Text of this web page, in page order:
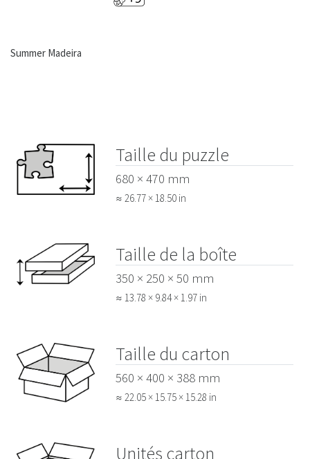
Summer Madeira
Taille du puzzle
680 × 470 mm
≈ 26.77 × 18.50 in
Taille de la boîte
350 × 250 × 50 mm
≈ 13.78 × 9.84 × 1.97 in
Taille du carton
560 × 400 × 388 mm
≈ 22.05 × 15.75 × 15.28 in
Unités carton